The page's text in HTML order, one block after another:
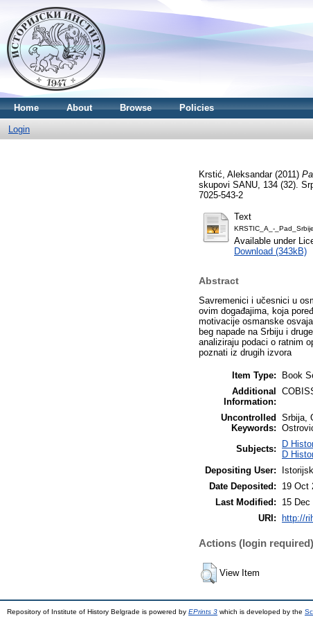
Home About Browse Policies
Login
Krstić, Aleksandar(2011)
skupovi SANU, 134 (32).
7025-543-2
Text
KRSTIC_A_-
Available under
Download (343kB)
Abstract
Savremenici i učesnici u
ovim događajima, koja
motivacije osmanske
beg napade na Srbiju i
analiziraju podaci o ratnim
poznati iz drugih izvora
Item Type:
Book
Additional
Information:
Uncontrolled
Keywords:
Srbija,
Subjects:
D
D
Depositing User:
Date Deposited:
19 Oct
Last Modified:
15 Dec
URI:
http://
Actions (login required)
View Item
Repository of Institute of History Belgrade is powered by EPrints 3 which is developed by the